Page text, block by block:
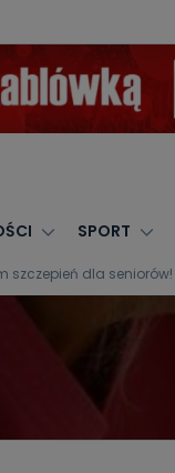
SPORT
szczepień dla seniorów!